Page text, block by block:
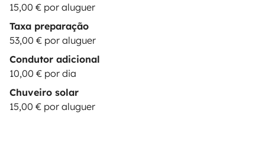
15,00 € por aluguer
Taxa preparação
53,00 € por aluguer
Condutor adicional
10,00 € por dia
Chuveiro solar
15,00 € por aluguer